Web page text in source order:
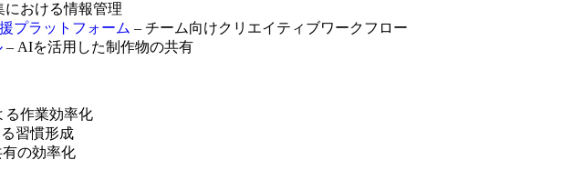
における情報管理
プラットフォーム – チーム向けクリエイティブワークフロー
– AIを活用した制作物の共有
る作業効率化
習慣形成
の効率化